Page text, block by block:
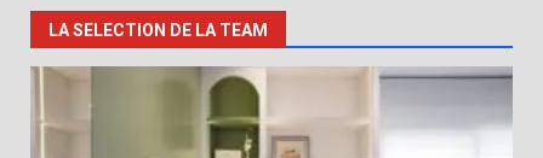
LA SELECTION DE LA TEAM